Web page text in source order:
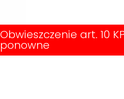
Obwieszczenie art. 10
ponowne